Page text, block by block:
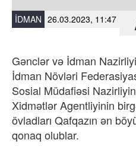
İDMAN 26.03.2023, 11:47
Gənclər və İdman
İdman Növləri
Sosial Müdafiəsi
Xidmətlər Agentliyinin
övladları Qafqazın ən
qonaq olublar.